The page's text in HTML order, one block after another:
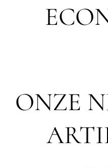
ONZE